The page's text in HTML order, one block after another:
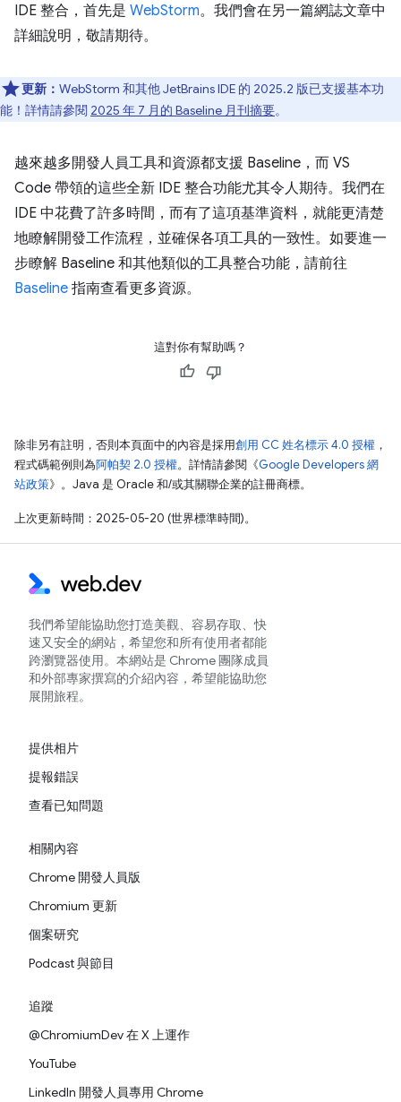
IDE 整合，首先是 WebStorm。我們會在另一篇網誌文章中
詳細說明，敬請期待。
更新： WebStorm 和其他 JetBrains IDE 的 2025.2 版已支援基本功
能！詳情請參閱 2025 年 7 月的 Baseline 月刊摘要。
越來越多開發人員工具和資源都支援 Baseline，而 VS
Code 帶領的這些全新 IDE 整合功能尤其令人期待。我們在
IDE 中花費了許多時間，而有了這項基準資料，就能更清楚
地瞭解開發工作流程，並確保各項工具的一致性。如要進一
步瞭解 Baseline 和其他類似的工具整合功能，請前往
Baseline 指南查看更多資源。
這對你有幫助嗎？
除非另有註明，否則本頁面中的內容是採用創用 CC 姓名標示 4.0 授權 ，
程式碼範例則為阿帕契 2.0 授權。詳情請參閱《Google Developers 網
站政策》。Java 是 Oracle 和/或其關聯企業的註冊商標。
上次更新時間：2025-05-20 (世界標準時間)。
我們希望能協助您打造美觀、容易存取、快
速又安全的網站，希望您和所有使用者都能
跨瀏覽器使用。本網站是 Chrome 團隊成員
和外部專家撰寫的介紹內容，希望能協助您
展開旅程。
提供相片
提報錯誤
查看已知問題
相關內容
Chrome 開發人員版
Chromium 更新
個案研究
Podcast 與節目
追蹤
@ChromiumDev 在 X 上運作
YouTube
LinkedIn 開發人員專用 Chrome